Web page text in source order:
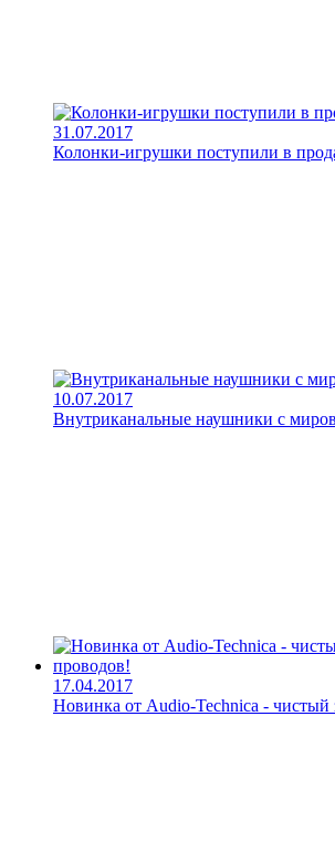
31.07.2017
Колонки-игрушки поступили в
10.07.2017
Внутриканальные наушники с
17.04.2017
Новинка от Audio-Technica - чистый